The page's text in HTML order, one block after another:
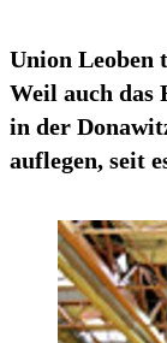
Union
Weil auch das
in der
auflegen, seit